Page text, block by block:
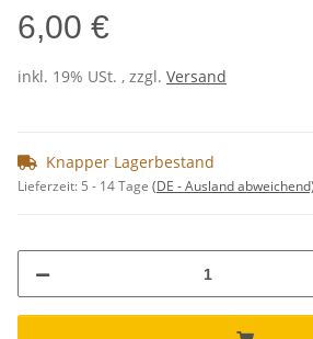
6,00 €
inkl. 19% USt. , zzgl. Versand
Knapper Lagerbestand
Lieferzeit: 5 - 14 Tage (DE - Ausland abweichend)